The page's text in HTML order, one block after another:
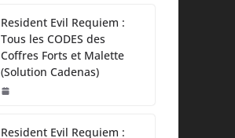
Resident Evil Requiem :
Tous les CODES des
Coffres Forts et Malette
(Solution Cadenas)
Resident Evil Requiem :